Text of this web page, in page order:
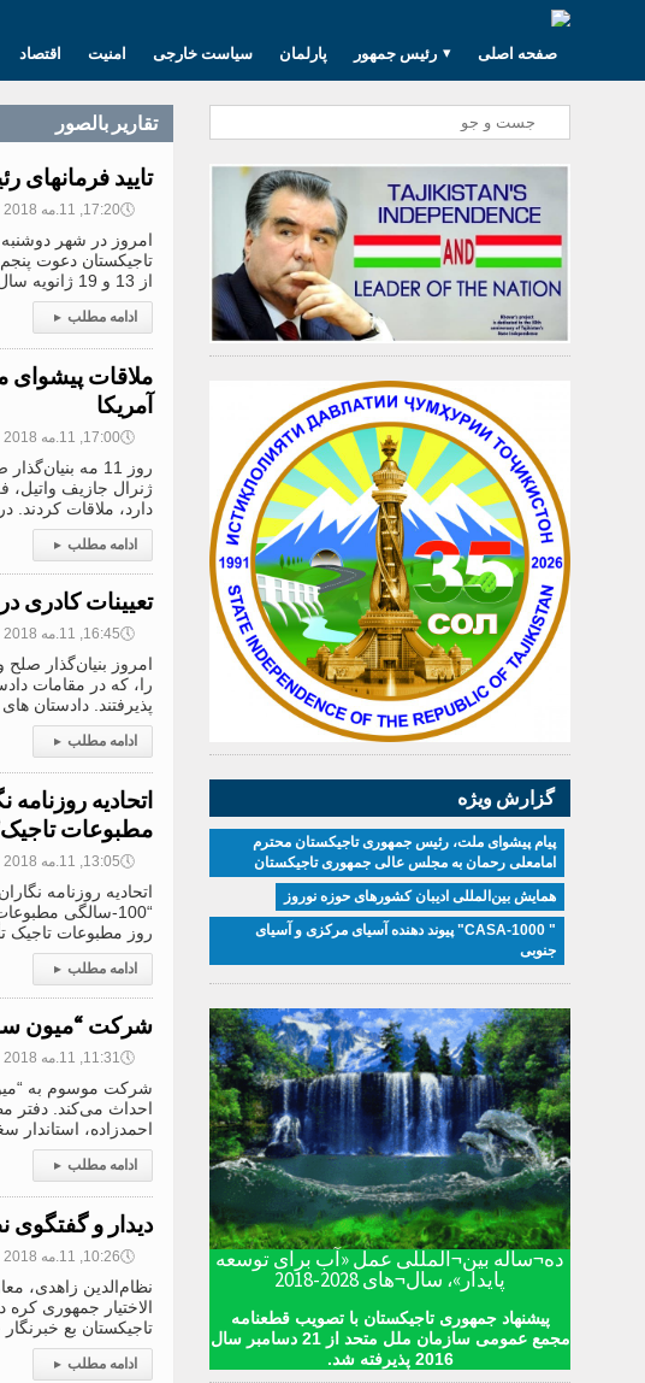
اقتصاد امنیت سیاست خارجی پارلمان رئیس جمهور صفحه اصلی
تقارير بالصور
تایید
🕔17:20, 11.مه 2018
امروز در شهر
تاجیکستان دعوت
از 13 و 19 ژانویه سال 2018
ادامه مطلب ▸
ملاقات پیشوای
آمریکا
🕔17:00, 11.مه 2018
روز 11 مه
ژنرال جازیف واتیل،
دارد، ملاقات کردند.
ادامه مطلب ▸
تعیینات کادری
🕔16:45, 11.مه 2018
امروز بنیان‌گذار
را، که در مقامات
پذیرفتند. دادستان
ادامه مطلب ▸
مطبوعات
🕔13:05, 11.مه 2018
اتحادیه روزنامه
روز مطبوعات
ادامه مطلب ▸
شرکت “میون
🕔11:31, 11.مه 2018
شرکت موسوم به
احداث می‌کند. دفتر
احمدزاده،
ادامه مطلب ▸
دیدار و گفتگوی
🕔10:26, 11.مه 2018
نظام‌الدین زاهدی،
الاختیار جمهوری
تاجیکستان بع
ادامه مطلب ▸
گزارش ویژه
پیام پیشوای ملت، رئیس جمهوری تاجیکستان محترم
امامعلی رحمان به مجلس عالی جمهوری تاجیکستان
همایش بین‌المللی ادیبان کشور‌های حوزه نوروز
" CASA-1000" پیوند دهنده آسیای مرکزی و آسیای
جنوبی
ده¬ساله بین¬المللی عمل «آب برای توسعه
پایدار»، سال¬های 2028-2018
پیشنهاد جمهوری تاجیکستان با تصویب قطعنامه
مجمع عمومی سازمان ملل متحد از 21 دسامبر سال
2016 پذیرفته شد.